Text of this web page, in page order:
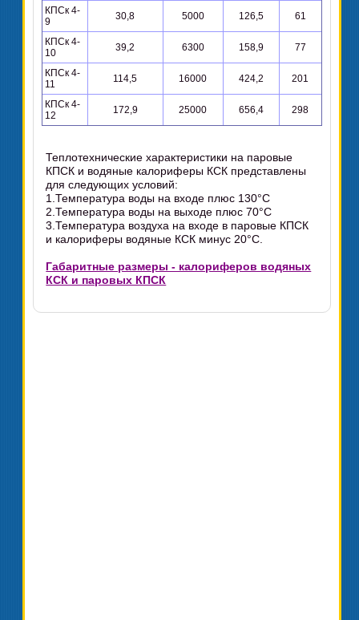
КПСк 4-
9
30,8 5000 126,5 61
КПСк 4-
10
39,2 6300 158,9 77
КПСк 4-
11
114,5 16000 424,2 201
КПСк 4-
12
172,9 25000 656,4 298
Теплотехнические характеристики на паровые
КПСК и водяные калориферы КСК представлены
для следующих условий:
1.Температура воды на входе плюс 130°C
2.Температура воды на выходе плюс 70°C
3.Температура воздуха на входе в паровые КПСК
и калориферы водяные КСК минус 20°C.
Габаритные размеры - калориферов водяных
КСК и паровых КПСК